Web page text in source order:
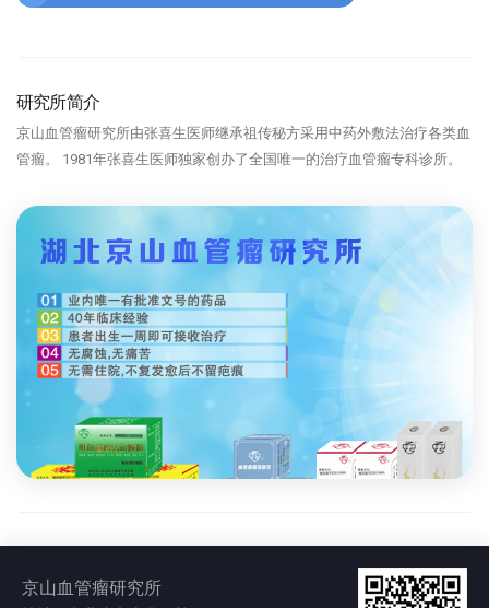
研究所简介
京山血管瘤研究所由张喜生医师继承祖传秘方采用中药外敷法治疗各类血
管瘤。 1981年张喜生医师独家创办了全国唯一的治疗血管瘤专科诊所。
京山血管瘤研究所